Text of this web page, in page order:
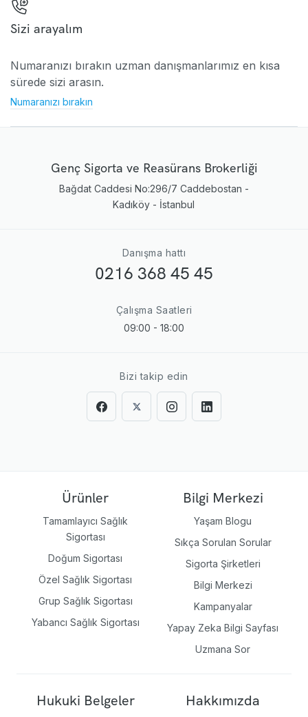
Sizi arayalım
Numaranızı bırakın uzman danışmanlarımız en kısa
sürede sizi arasın.
Numaranızı bırakın
Genç Sigorta ve Reasürans Brokerliği
Bağdat Caddesi No:296/7 Caddebostan -
Kadıköy - İstanbul
Danışma hattı
0216 368 45 45
Çalışma Saatleri
09:00 - 18:00
Bizi takip edin
Ürünler
Tamamlayıcı Sağlık
Sigortası
Doğum Sigortası
Özel Sağlık Sigortası
Grup Sağlık Sigortası
Yabancı Sağlık Sigortası
Bilgi Merkezi
Yaşam Blogu
Sıkça Sorulan Sorular
Sigorta Şirketleri
Bilgi Merkezi
Kampanyalar
Yapay Zeka Bilgi Sayfası
Uzmana Sor
Hukuki Belgeler Hakkımızda